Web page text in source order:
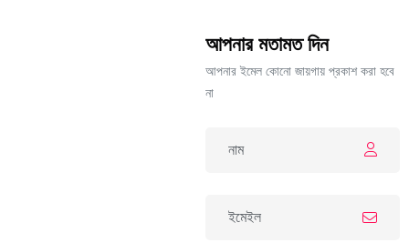
আপনার মতামত দিন
আপনার ইমেল কোনো জায়গায় প্রকাশ করা হবে
না